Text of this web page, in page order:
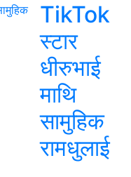
TikTok
स्टार
धीरुभाई
माथि
सामुहिक
रामधुलाई